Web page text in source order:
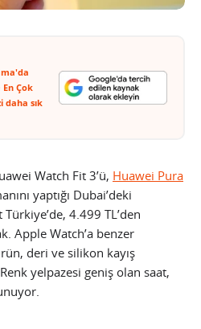
Çok
daha sık
Watch Fit 3’ü, Huawei Pura
yaptığı Dubai’deki
4.499 TL’den
Apple Watch’a benzer
deri ve silikon kayış
yelpazesi geniş olan saat,